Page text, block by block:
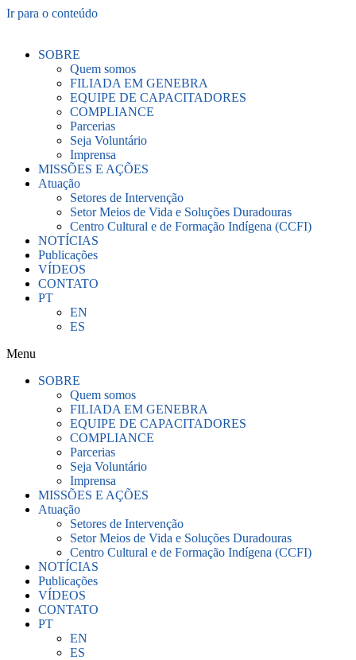
Ir para o conteúdo
SOBRE
Quem somos
FILIADA EM GENEBRA
EQUIPE DE CAPACITADORES
COMPLIANCE
Parcerias
Seja Voluntário
Imprensa
MISSÕES E AÇÕES
Atuação
Setores de Intervenção
Setor Meios de Vida e Soluções Duradouras
Centro Cultural e de Formação Indígena (CCFI)
NOTÍCIAS
Publicações
VÍDEOS
CONTATO
PT
EN
ES
Menu
SOBRE
Quem somos
FILIADA EM GENEBRA
EQUIPE DE CAPACITADORES
COMPLIANCE
Parcerias
Seja Voluntário
Imprensa
MISSÕES E AÇÕES
Atuação
Setores de Intervenção
Setor Meios de Vida e Soluções Duradouras
Centro Cultural e de Formação Indígena (CCFI)
NOTÍCIAS
Publicações
VÍDEOS
CONTATO
PT
EN
ES